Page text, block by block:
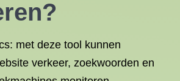
met deze tool kunnen
verkeer, zoekwoorden en